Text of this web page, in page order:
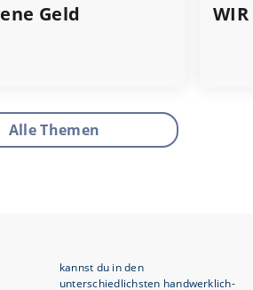
Geld
Alle Themen
kannst du in den
unterschiedlichsten handwerklich-